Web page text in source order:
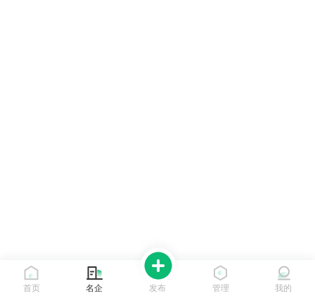
首页 名企 发布 管理 我的